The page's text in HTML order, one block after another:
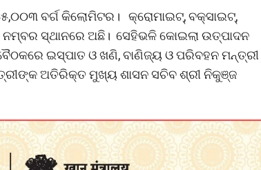
ବର୍ଗ କିଲୋମିଟର। କ୍ରୋମାଇଟ୍, ବକ୍‌ସାଇଟ୍,
ସ୍ଥାନରେ ଅଛି। ସେହିଭଳି କୋଇଲା ଉତ୍ପାଦନ
ଇସ୍ପାତ ଓ ଖଣି, ବାଣିଜ୍ୟ ଓ ପରିବହନ ମନ୍ତ୍ରୀ
ଅତିରିକ୍ତ ମୁଖ୍ୟ ଶାସନ ସଚିବ ଶ୍ରୀ ନିକୁଞ୍ଜ